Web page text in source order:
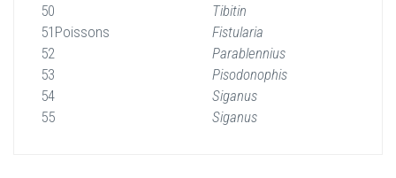
50
Tibitin
51 Poissons
Fistularia
52
Parablennius
53
Pisodonophis
54
Siganus
55
Siganus